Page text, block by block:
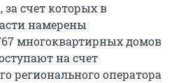
счет которых в
намерены
многоквартирных домов
на счет
регионального оператора